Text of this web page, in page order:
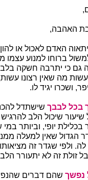
האהבה,
האדם לאכול או
ברוחו למנוע עצמו
כי יתרבה חשקה
לעשות מה שאין רצונו
ושכרו יגיד לו.
בכל לבבך שישתדל
שיכול הלב
יופי, וביותר
שאין למעלה
ולפי שגדר זה
זולת זה לא יתעורר
נפשך שהם דברים